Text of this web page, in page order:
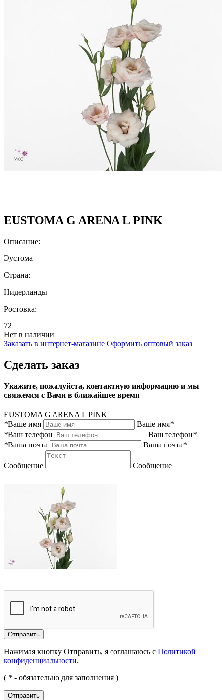
EUSTOMA G ARENA L PINK
Описание:
Эустома
Страна:
Нидерланды
Ростовка:
72
Нет в наличии
Заказать в интернет-магазине Оформить оптовый заказ
Сделать заказ
Укажите, пожалуйста, контактную информацию и мы
свяжемся с Вами в ближайшее время
EUSTOMA G ARENA L PINK
*Ваше имя Ваше имя*
*Ваш телефон Ваш телефон*
*Ваша почта Ваша почта*
Сообщение Сообщение
Отправить
Нажимая кнопку Отправить, я соглашаюсь с Политикой
конфиденциальности.
( * - обязательно для заполнения )
Отправить